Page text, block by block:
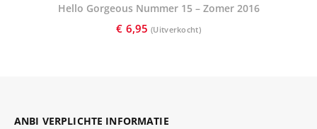
Hello Gorgeous Nummer 15 – Zomer 2016
€ 6,95
ANBI VERPLICHTE INFORMATIE